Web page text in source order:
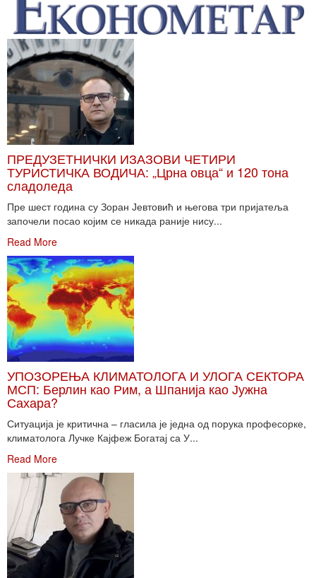
ПРЕДУЗЕТНИЧКИ ИЗАЗОВИ ЧЕТИРИ
ТУРИСТИЧКА ВОДИЧА: „Црна овца“ и 120 тона
сладоледа
Пре шест година су Зоран Јевтовић и његова три пријатеља
започели посао којим се никада раније нису...
Read More
УПОЗОРЕЊА КЛИМАТОЛОГА И УЛОГА СЕКТОРА
МСП: Берлин као Рим, а Шпанија као Јужна
Сахара?
Ситуација је критична – гласила је једна од порука професорке,
климатолога Лучке Кајфеж Богатај са У...
Read More